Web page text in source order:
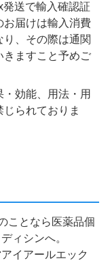
送で輸入確認証
お届けは輸入消費
、その際は通関
きますこと予めご
効能、用法・用
られておりま
ことなら医薬品個
ィシンへ。
イアールエック